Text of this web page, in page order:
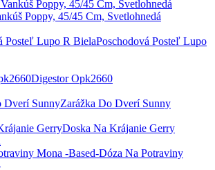
Poppy, 45/45 Cm, Svetlohnedá
Poschodová Posteľ Lupo
Digestor Opk2660
Zarážka Do Dverí Sunny
Doska Na Krájanie Gerry
Dóza Na Potraviny